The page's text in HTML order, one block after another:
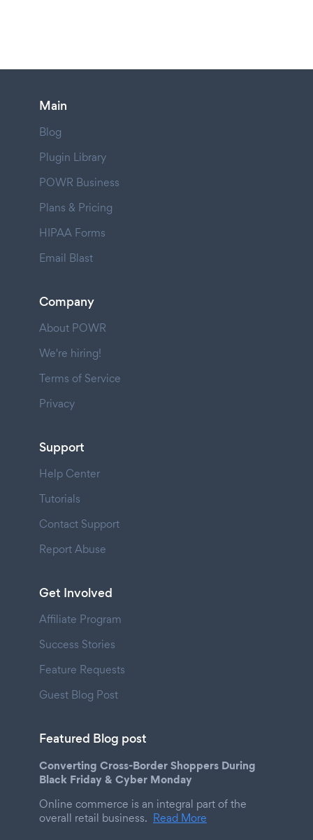
Main
Blog
Plugin Library
POWR Business
Plans & Pricing
HIPAA Forms
Email Blast
Company
About POWR
We're hiring!
Terms of Service
Privacy
Support
Help Center
Tutorials
Contact Support
Report Abuse
Get Involved
Affiliate Program
Success Stories
Feature Requests
Guest Blog Post
Featured Blog post
Converting Cross-Border Shoppers During
Black Friday & Cyber Monday
Online commerce is an integral part of the
overall retail business. Read More